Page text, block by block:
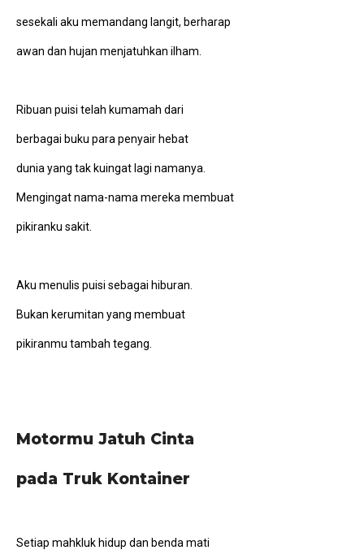
sesekali aku memandang langit, berharap
awan dan hujan menjatuhkan ilham.
Ribuan puisi telah kumamah dari
berbagai buku para penyair hebat
dunia yang tak kuingat lagi namanya.
Mengingat nama-nama mereka membuat
pikiranku sakit.
Aku menulis puisi sebagai hiburan.
Bukan kerumitan yang membuat
pikiranmu tambah tegang.
Motormu Jatuh Cinta
pada Truk Kontainer
Setiap mahkluk hidup dan benda mati